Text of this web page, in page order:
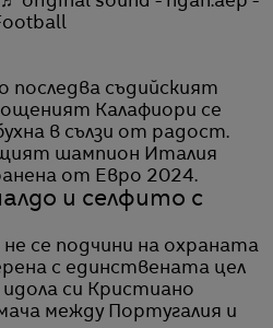
последва съдийският
Калафиори се
в сълзи от радост.
шампион Италия
от Евро 2024.
и селфито с
се подчини на охраната
с единствената цел
идола си Кристиано
между Португалия и